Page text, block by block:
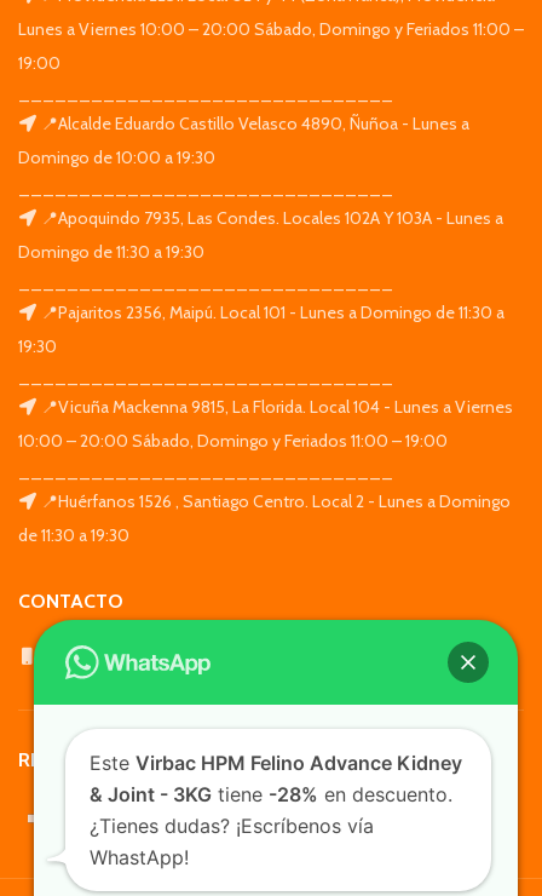
Lunes a Viernes 10:00 – 20:00 Sábado, Domingo y Feriados 11:00 –
19:00
📍Alcalde Eduardo Castillo Velasco 4890, Ñuñoa - Lunes a
Domingo de 10:00 a 19:30
📍Apoquindo 7935, Las Condes. Locales 102A Y 103A - Lunes a
Domingo de 11:30 a 19:30
📍Pajaritos 2356, Maipú. Local 101 - Lunes a Domingo de 11:30 a
19:30
📍Vicuña Mackenna 9815, La Florida. Local 104 - Lunes a Viernes
10:00 – 20:00 Sábado, Domingo y Feriados 11:00 – 19:00
📍Huérfanos 1526 , Santiago Centro. Local 2 - Lunes a Domingo
de 11:30 a 19:30
CONTACTO
WhatsApp: +569 7564 4676
REDES SOCIALES
TusMascotas.cl
Este Virbac HPM Felino Advance Kidney
& Joint - 3KG tiene -28% en descuento.
¿Tienes dudas? ¡Escríbenos vía
WhastApp!